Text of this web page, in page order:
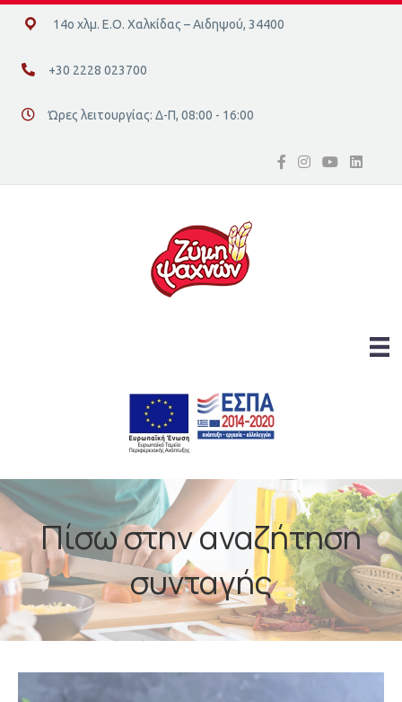
14ο χλμ. Ε.Ο. Χαλκίδας – Αιδηψού, 34400
14ο χλμ. Ε.Ο. Χαλκίδας – Αιδηψού, 34400
+30 2228 023700
+30 2228 023700
Διεύθυνση οδός 16, Ελλάδα
Ώρες λειτουργίας: Δ-Π, 08:00 - 16:00
Πίσω στην αναζήτηση
συνταγής